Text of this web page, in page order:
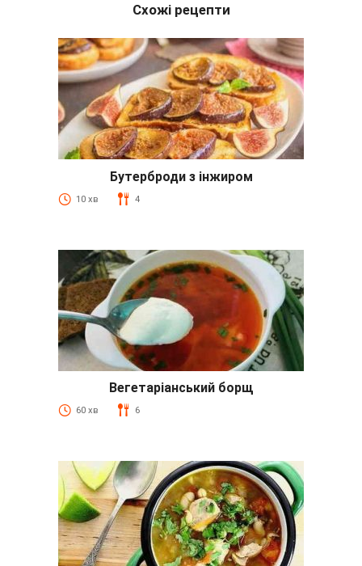
Схожі рецепти
Бутерброди з інжиром
10 хв 4
Вегетаріанський борщ
60 хв 6